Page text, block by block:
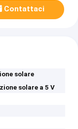
Contattaci
solare
solare a 5 V